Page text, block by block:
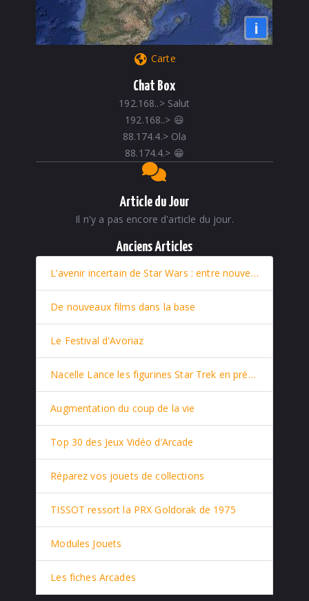
i
Carte
Chat Box
192.168..> Salut
192.168..> 😃
88.174.4.> Ola
88.174.4.> 😁
Article du Jour
Il n'y a pas encore d'article du jour.
Anciens Articles
L’avenir incertain de Star Wars : entre nouveaux films et retour stratégique de Rey
De nouveaux films dans la base
Le Festival d'Avoriaz
Nacelle Lance les figurines Star Trek en prévente
Augmentation du coup de la vie
Top 30 des Jeux Vidéo d’Arcade
Réparez vos jouets de collections
TISSOT ressort la PRX Goldorak de 1975
Modules Jouets
Les fiches Arcades